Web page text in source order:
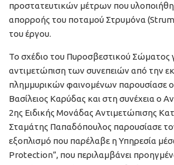
προστατευτικών μέτρων που
απορροής του ποταμού Στρυμόνα
του έργου.
Το σχέδιο του Πυροσβεστικού Σώματος
αντιμετώπιση των συνεπειών από την
πλημμυρικών φαινομένων παρουσίασε
Βασίλειος Καρύδας και στη συνέχεια ο
2ης Ειδικής Μονάδας Αντιμετώπισης
Σταμάτης Παπαδόπουλος παρουσίασε
εξοπλισμό που παρέλαβε η Υπηρεσία
Protection”, που περιλαμβάνει